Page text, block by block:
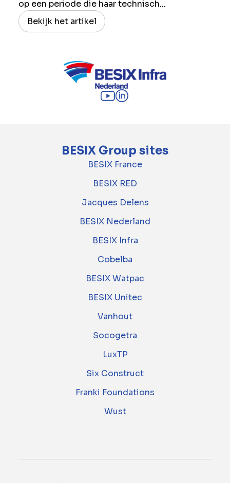
op een periode die haar technisch...
Bekijk het artikel
BESIX Group sites
BESIX France
BESIX RED
Jacques Delens
BESIX Nederland
BESIX Infra
Cobelba
BESIX Watpac
BESIX Unitec
Vanhout
Socogetra
LuxTP
Six Construct
Franki Foundations
Wust